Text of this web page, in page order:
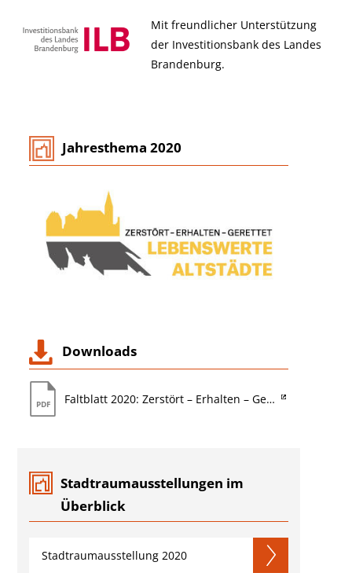
Mit freundlicher Unterstützung
der Investitionsbank des Landes
Brandenburg.
Jahresthema 2020
Downloads
Faltblatt 2020: Zerstört – Erhalten – Gerettet: Lebenswerte Altstädte
Stadtraumausstellungen im
Überblick
Stadtraumausstellung 2020